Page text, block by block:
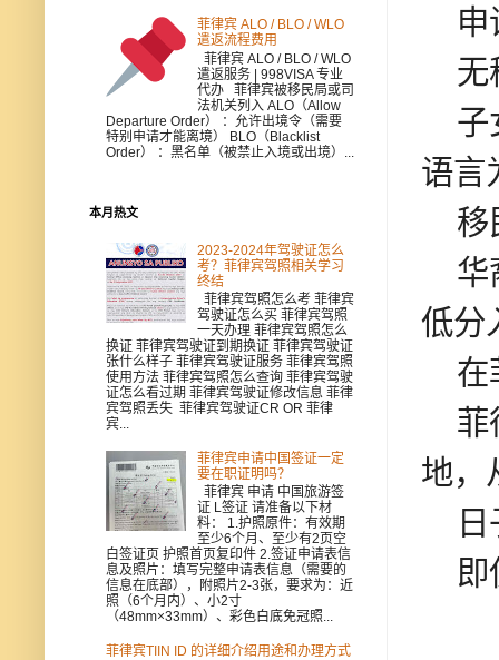
申
无
子
语言
移
华
低分
在
菲
地，
日
即
菲律宾 ALO / BLO / WLO
遣返流程费用
菲律宾 ALO / BLO / WLO
遣返服务 | 998VISA 专业
代办 菲律宾被移民局或司
法机关列入 ALO（Allow
Departure Order） ：允许出境令（需要
特别申请才能离境） BLO（Blacklist
Order） ：黑名单（被禁止入境或出境）...
本月热文
2023-2024年驾驶证怎么
考？菲律宾驾照相关学习
终结
菲律宾驾照怎么考 菲律宾
驾驶证怎么买 菲律宾驾照
一天办理 菲律宾驾照怎么
换证 菲律宾驾驶证到期换证 菲律宾驾驶证
张什么样子 菲律宾驾驶证服务 菲律宾驾照
使用方法 菲律宾驾照怎么查询 菲律宾驾驶
证怎么看过期 菲律宾驾驶证修改信息 菲律
宾驾照丢失 菲律宾驾驶证CR OR 菲律
宾...
菲律宾申请中国签证一定
要在职证明吗？
菲律宾 申请 中国旅游签
证 L签证 请准备以下材
料： 1.护照原件：有效期
至少6个月、至少有2页空
白签证页 护照首页复印件 2.签证申请表信
息及照片：填写完整申请表信息（需要的
信息在底部），附照片2-3张，要求为：近
照（6个月内）、小2寸
（48mm×33mm）、彩色白底免冠照...
菲律宾TIIN ID 的详细介绍用途和办理方式